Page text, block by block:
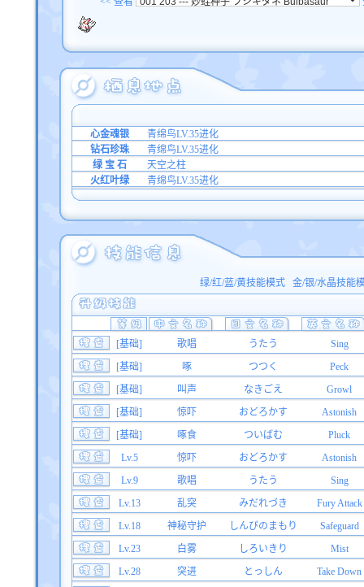
心金魂银
青绵鸟LV.35进化
钻石珍珠
青绵鸟LV.35进化
绿 宝 石
天空之柱
火红叶绿
青绵鸟LV.35进化
绿/红/蓝/黄技能模式 金/银/水晶技能
[基础] 歌唱 うたう
Sing
[基础]
啄 つつく
Peck
[基础]
叫声 なきごえ
Growl
[基础]
惊吓 おどろかす
Astonish
[基础]
啄食 ついばむ
Pluck
Lv.5
惊吓 おどろかす
Astonish
Lv.9
歌唱 うたう
Sing
Lv.13
乱突 みだれづき
Fury Attack
Lv.18
神秘守护 しんぴのまもり
Safeguard
Lv.23
白雾 しろいきり
Mist
Lv.28
突进 とっしん
Take Down